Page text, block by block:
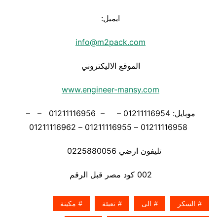
ايميل:
info@m2pack.com
الموقع الاليكتروني
www.engineer-mansy.com
موبايل: 01211116954 – – 01211116956 – –
تليفون ارضي 0225880056
002 كود مصر قبل الرقم
السكر الى تعبئة مكينة